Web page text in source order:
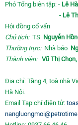
Phó Tổng biên tập: - Lê
- Lê
Hội đồng cố vấn
Chủ tịch:TS Nguyễn
Thường trực: Nhà báo
Thành viên: Vũ Thị Chọn,
Địa chỉ: Tầng 4, toà nhà
Hà Nội.
Email Tạp chí điện tử: